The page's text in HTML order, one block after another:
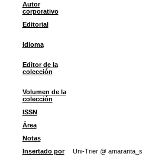
Autor
corporativo
Editorial
Idioma
Editor de la
colección
Volumen de la
colección
ISSN
Área
Notas
Insertado por
Uni-Trier @